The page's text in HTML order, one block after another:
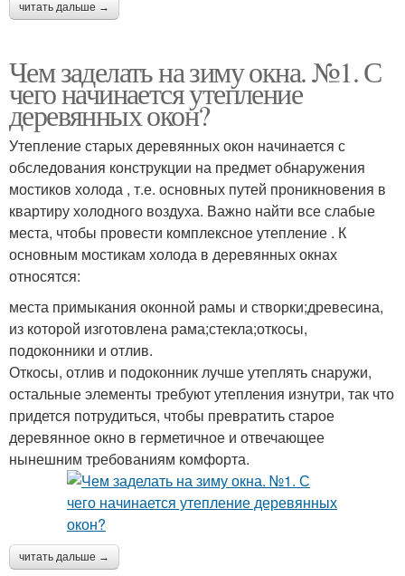
читать дальше →
Чем заделать на зиму окна. №1. С
чего начинается утепление
деревянных окон?
Утепление старых деревянных окон начинается с
обследования конструкции на предмет обнаружения
мостиков холода , т.е. основных путей проникновения в
квартиру холодного воздуха. Важно найти все слабые
места, чтобы провести комплексное утепление . К
основным мостикам холода в деревянных окнах
относятся:
места примыкания оконной рамы и створки;древесина,
из которой изготовлена рама;стекла;откосы,
подоконники и отлив.
Откосы, отлив и подоконник лучше утеплять снаружи,
остальные элементы требуют утепления изнутри, так что
придется потрудиться, чтобы превратить старое
деревянное окно в герметичное и отвечающее
нынешним требованиям комфорта.
читать дальше →